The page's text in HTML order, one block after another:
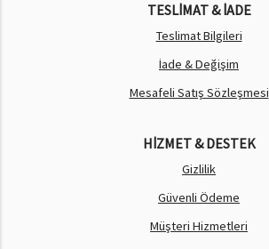
TESLİMAT & İADE
Teslimat Bilgileri
İade & Değişim
Mesafeli Satış Sözleşmesi
HİZMET & DESTEK
Gizlilik
Güvenli Ödeme
Müşteri Hizmetleri